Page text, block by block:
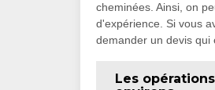
cheminées. Ainsi, on
d'expérience. Si vous
demander un devis qui
Les